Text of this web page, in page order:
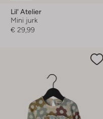
Lil' Atelier
Mini jurk
€ 29,99